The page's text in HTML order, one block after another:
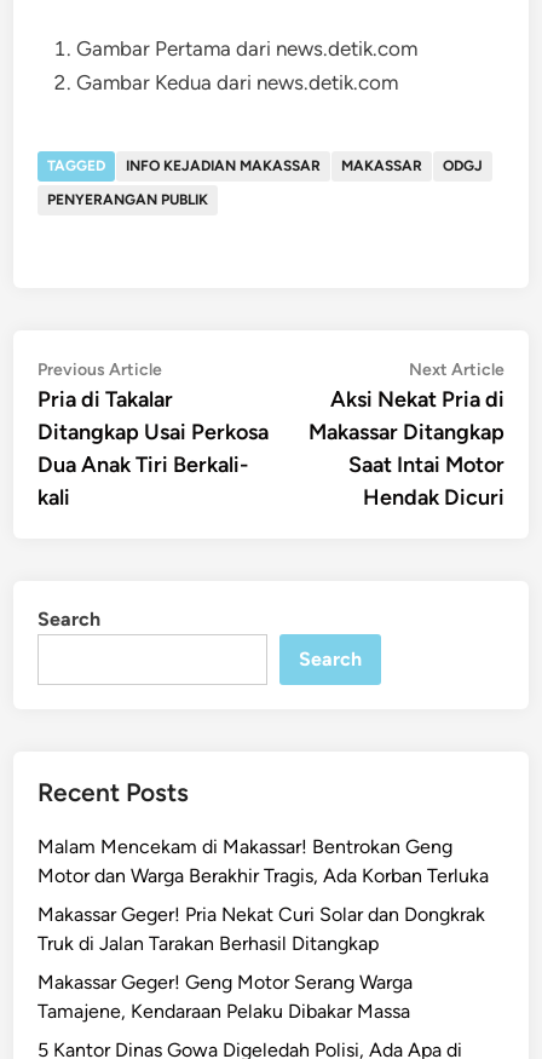
Gambar Pertama dari news.detik.com
Gambar Kedua dari news.detik.com
TAGGED INFO KEJADIAN MAKASSAR MAKASSAR
ODGJ
PENYERANGAN PUBLIK
Post
navigation
Previous ArticlePrevious
article:
Pria di Takalar
Ditangkap Usai Perkosa
Dua Anak Tiri Berkali-
kali
Next Article
Aksi Nekat Pria di
Makassar Ditangkap
Saat Intai Motor
Hendak Dicuri
Search
Search
Recent Posts
Malam Mencekam di Makassar! Bentrokan Geng
Motor dan Warga Berakhir Tragis, Ada Korban Terluka
Makassar Geger! Pria Nekat Curi Solar dan Dongkrak
Truk di Jalan Tarakan Berhasil Ditangkap
Makassar Geger! Geng Motor Serang Warga
Tamajene, Kendaraan Pelaku Dibakar Massa
5 Kantor Dinas Gowa Digeledah Polisi, Ada Apa di